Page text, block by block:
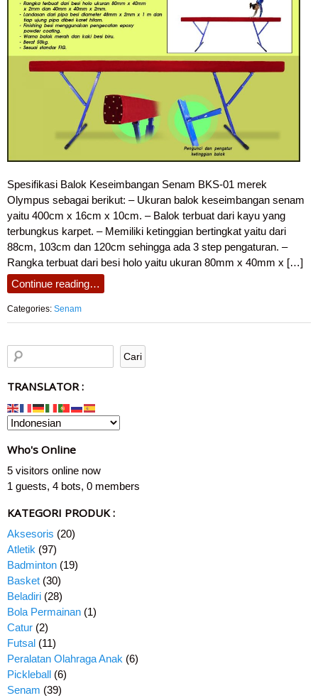
Spesifikasi Balok Keseimbangan Senam BKS-01 merek
Olympus sebagai berikut: – Ukuran balok keseimbangan senam
yaitu 400cm x 16cm x 10cm. – Balok terbuat dari kayu yang
terbungkus karpet. – Memiliki ketinggian bertingkat yaitu dari
88cm, 103cm dan 120cm sehingga ada 3 step pengaturan. –
Rangka terbuat dari besi holo yaitu ukuran 80mm x 40mm x […]
Continue reading…
Categories: Senam
TRANSLATOR :
Who's Online
5 visitors online now
1 guests, 4 bots, 0 members
KATEGORI PRODUK :
Aksesoris (20)
Atletik (97)
Badminton (19)
Basket (30)
Beladiri (28)
Bola Permainan (1)
Catur (2)
Futsal (11)
Peralatan Olahraga Anak (6)
Pickleball (6)
Senam (39)